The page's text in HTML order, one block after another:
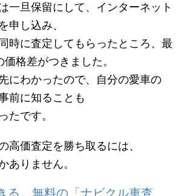
一旦保留にして、インターネット
申し込み、
時に査定してもらったところ、最
価格差がつきました。
にわかったので、自分の愛車の
前に知ることも
たです。
高価査定を勝ち取るには、
ありません。
る、無料の「ナビクル車査